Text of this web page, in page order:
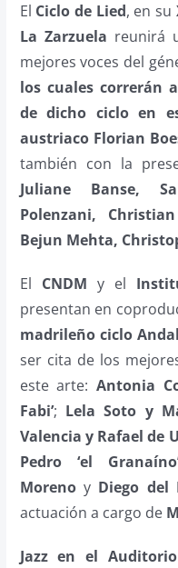
El Ciclo de Lied, en su
La Zarzuela reunirá
mejores voces del
los cuales correrán
de dicho ciclo en
austriaco Florian
también con la
Juliane Banse,
Polenzani,
Bejun Mehta,
El CNDM y el
presentan en
madrileño ciclo
ser cita de los
este arte: Antonia
Fabi’; Lela Soto y
Valencia y Rafael de
Pedro ‘el
Morenoy Diego del
actuación a cargo de
Jazz en el Auditorio